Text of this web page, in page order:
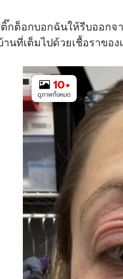
ติ๊กต็อกบอกฉันให้รีบออกจ
านที่เต็มไปด้วยเชื้อราของ
10+
ดูภาพทั้งหมด